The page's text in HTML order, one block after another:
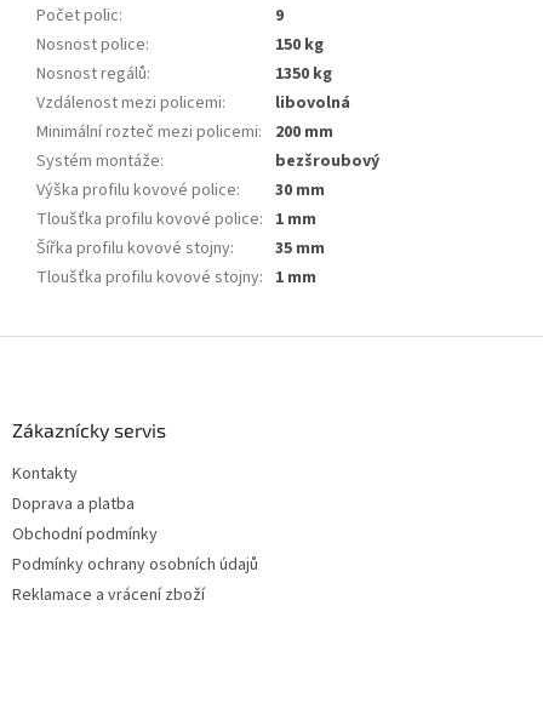
Počet polic:
9
Nosnost police:
150 kg
Nosnost regálů:
1350 kg
Vzdálenost mezi policemi:
libovolná
Minimální rozteč mezi policemi:
200 mm
Systém montáže:
bezšroubový
Výška profilu kovové police:
30 mm
Tloušťka profilu kovové police: 1 mm
Šířka profilu kovové stojny:
35 mm
Tloušťka profilu kovové stojny: 1 mm
Zákaznícky servis
Kontakty
Doprava a platba
Obchodní podmínky
Podmínky ochrany osobních údajů
Reklamace a vrácení zboží